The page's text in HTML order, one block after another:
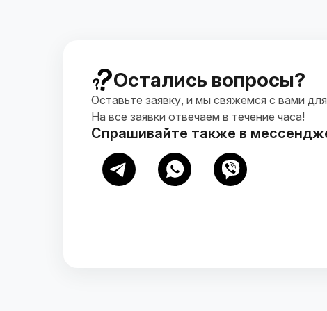
Остались вопросы?
Оставьте заявку, и мы свяжемся с вами
На все заявки отвечаем в течение часа!
Спрашивайте также в